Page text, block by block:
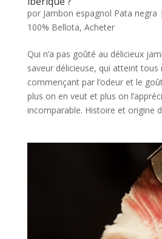
por Jambon espagnol Pata negra |
100% Bellota, Acheter
Qui n’a pas goûté au délicieux
saveur délicieuse, qui atteint tous
commençant par l’odeur et le
plus on en veut et plus on
incomparable. Histoire et origine